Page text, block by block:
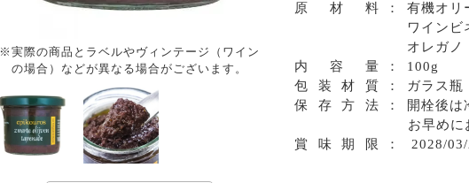
※実際の商品とラベルやヴィンテージ（ワイン
の場合）などが異なる場合がございます。
原材 料 ：
有機オリ
ワインビ
オレガノ
内容 量 ：
100g
包装材 質 ：
ガラス瓶
保存方 法 ：
開栓後は
お早めに
賞味期
限 ： 2028/03/